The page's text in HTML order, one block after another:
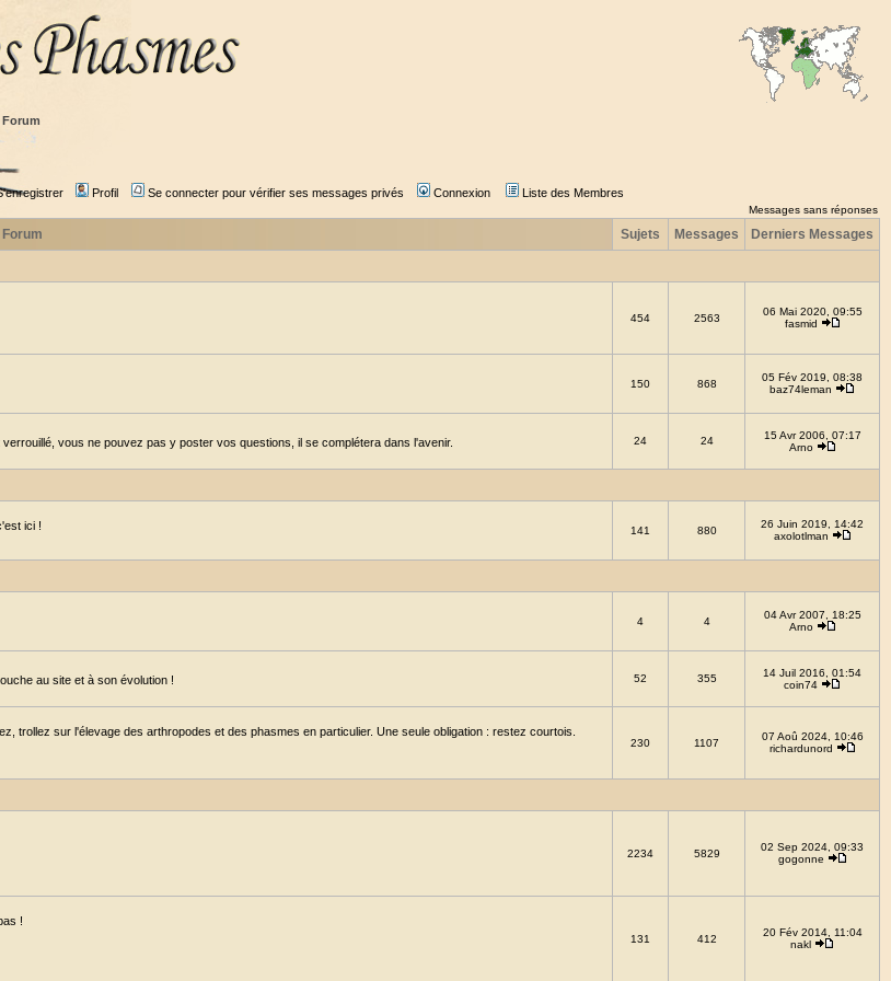
Profil Se connecter pour vérifier ses messages privés Connexion Liste des Membres
Messages sans réponses
Forum Sujets Messages Derniers Messages
454 2563
06 Mai 2020, 09:55
fasmid
150 868
05 Fév 2019, 08:38
baz74leman
vous ne pouvez pas y poster vos questions, il se complétera dans l'avenir. 24 24
15 Avr 2006, 07:17
Arno
ici ! 141 880
26 Juin 2019, 14:42
axolotlman
4 4
04 Avr 2007, 18:25
Arno
au site et à son évolution ! 52 355
14 Juil 2016, 01:54
coin74
trollez sur l'élevage des arthropodes et des phasmes en particulier. Une seule obligation : restez courtois.
230 1107
07 Aoû 2024, 10:46
richardunord
2234 5829
02 Sep 2024, 09:33
gogonne
!
131 412
20 Fév 2014, 11:04
nakl